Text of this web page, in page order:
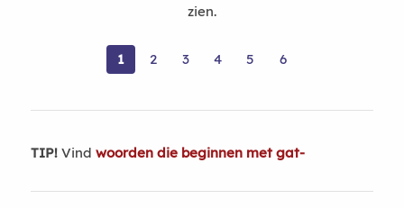
zien.
1 2 3 4 5 6
TIP!Vind woorden die beginnen met gat-